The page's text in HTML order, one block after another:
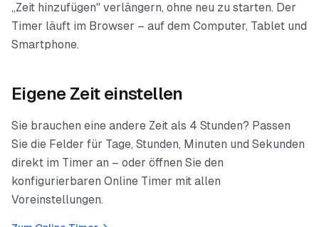
„Zeit hinzufügen" verlängern, ohne neu zu starten. Der
Timer läuft im Browser – auf dem Computer, Tablet und
Smartphone.
Eigene Zeit einstellen
Sie brauchen eine andere Zeit als 4 Stunden? Passen
Sie die Felder für Tage, Stunden, Minuten und Sekunden
direkt im Timer an – oder öffnen Sie den
konfigurierbaren Online Timer mit allen
Voreinstellungen.